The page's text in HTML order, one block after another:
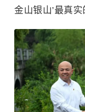
金山银山’最真实